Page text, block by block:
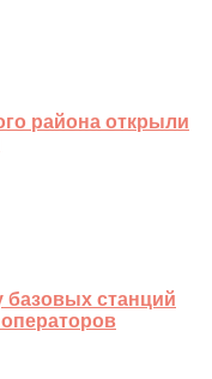
района открыли
станций